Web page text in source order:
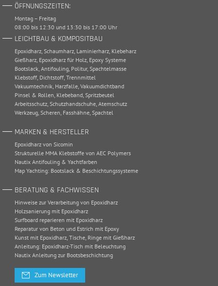
ÖFFNUNGSZEITEN:
Montag – Freitag
08:00 bis 12:30 und 13:30 bis 17:00 Uhr
LEICHTBAU & KOMPOSITBAU
Epoxidharz Schaumharz Laminierharz Klebeharz
Gießharz Epoxidharz für Holz Epoxy Systeme
Bootslack Antifouling Politur, Spachtelmasse
Klebstoff Dichtstoff Trennmittel
Vakuumtechnik Harzfalle Vakuumdichtband
Pinsel & Rollen Klebeband Spritzbeutel
Arbeitsschutz Schutzhandschuhe Atemschutz
Werkzeug Scheren Fasshähne Spachtel
MARKEN & HERSTELLER
Epoxidharz von Sicomin
Strukturelle MMA Klebstoffe von AEC Polymers
Nautix Antifouling & Yachtfarben
Map Yachting: Bootslack & Beschichtungssysteme
BERATUNG & FACHWISSEN
Hinweise zur Verarbeitung von Epoxidharz
Holzsanierung mit Epoxidharz
Surfboard reparieren mit Epoxidharz
Reparatur von Beton und Estrich mit Epoxy
Kunst mit Epoxidharz, Tische, Ringe mit Gießharz
Anleitung: Epoxidharz-Tisch mit Beleuchtung
Nautix Anleitung zur Bootsbeschichtung
Zum Newsletter